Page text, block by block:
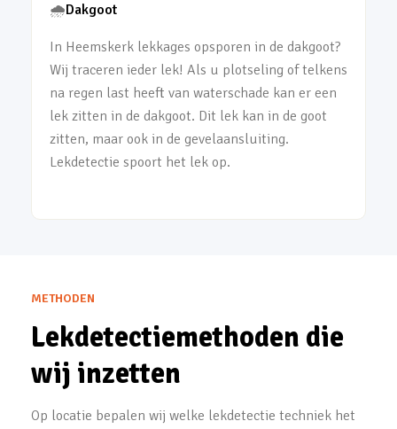
🌧️Dakgoot
In Heemskerk lekkages opsporen in de dakgoot?
Wij traceren ieder lek! Als u plotseling of telkens
na regen last heeft van waterschade kan er een
lek zitten in de dakgoot. Dit lek kan in de goot
zitten, maar ook in de gevelaansluiting.
Lekdetectie spoort het lek op.
METHODEN
Lekdetectiemethoden die
wij inzetten
Op locatie bepalen wij welke lekdetectie techniek het